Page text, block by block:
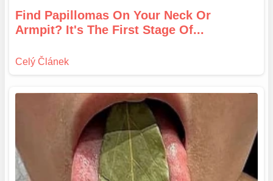
Find Papillomas On Your Neck Or
Armpit? It's The First Stage Of...